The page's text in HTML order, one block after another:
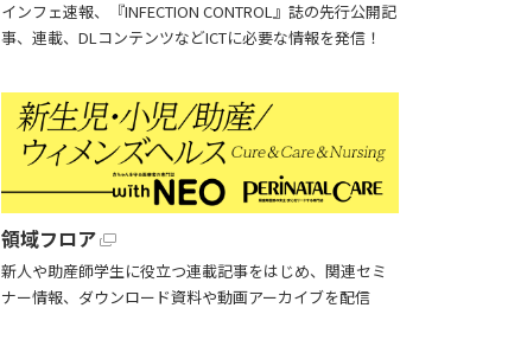
インフェ速報、『INFECTION CONTROL』誌の先行公開記
事、連載、DLコンテンツなどICTに必要な情報を発信！
領域フロア
新人や助産師学生に役立つ連載記事をはじめ、関連セミ
ナー情報、ダウンロード資料や動画アーカイブを配信